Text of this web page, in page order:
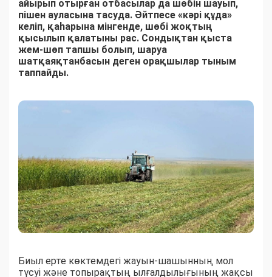
айырып отырған отбасылар да шөбін шауып,
пішен ауласына тасуда. Әйтпесе «кәрі құда»
келіп, қаһарына мінгенде, шөбі жоқтың
қысылып қалатыны рас. Сондықтан қыста
жем-шөп тапшы болып, шаруа
шатқаяқтанбасын деген орақшылар тыным
таппайды.
Биыл ерте көктемдегі жауын-шашынның мол
түсуі және топырақтың ылғалдылығының жақсы